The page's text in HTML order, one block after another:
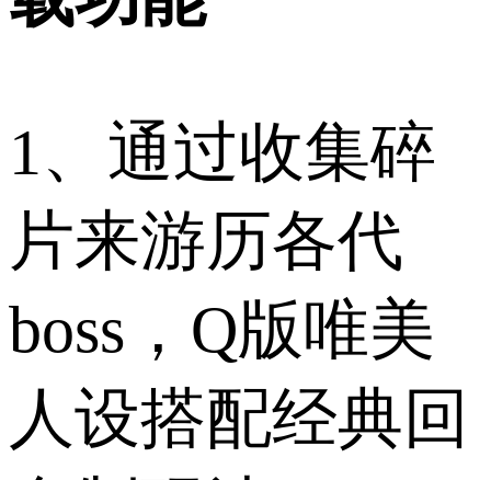
1、通过收集碎
片来游历各代
boss，Q版唯美
人设搭配经典回